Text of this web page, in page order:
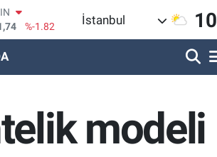
%0.02
%0.19
%0
İstanbul 10
modeli